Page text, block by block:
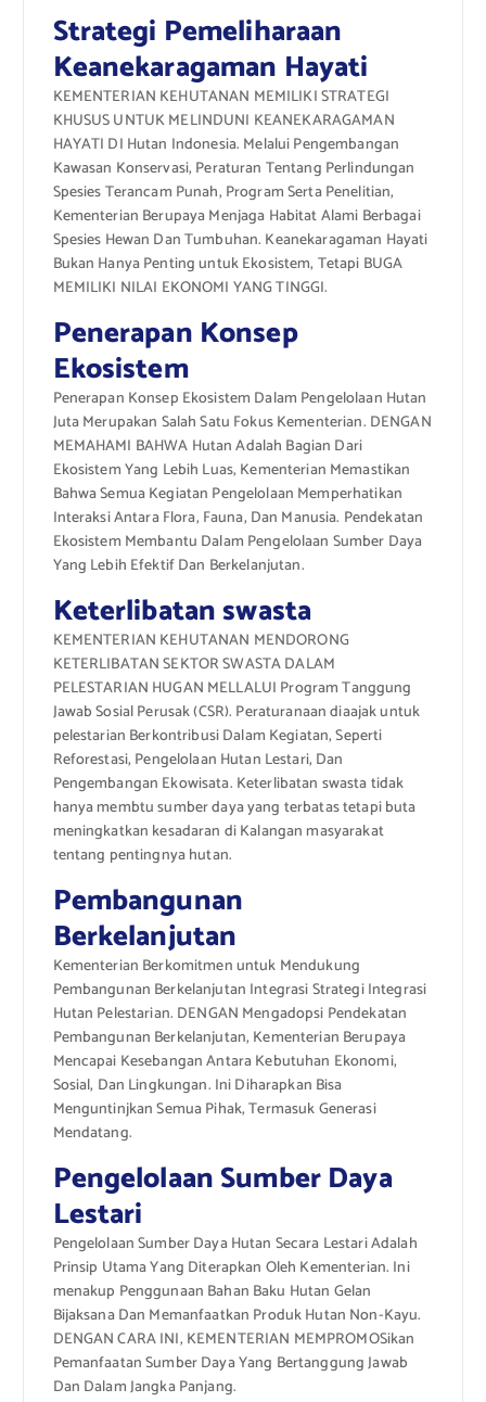
Strategi Pemeliharaan
Keanekaragaman Hayati
KEMENTERIAN KEHUTANAN MEMILIKI STRATEGI
KHUSUS UNTUK MELINDUNI KEANEKARAGAMAN
HAYATI DI Hutan Indonesia. Melalui Pengembangan
Kawasan Konservasi, Peraturan Tentang Perlindungan
Spesies Terancam Punah, Program Serta Penelitian,
Kementerian Berupaya Menjaga Habitat Alami Berbagai
Spesies Hewan Dan Tumbuhan. Keanekaragaman Hayati
Bukan Hanya Penting untuk Ekosistem, Tetapi BUGA
MEMILIKI NILAI EKONOMI YANG TINGGI.
Penerapan Konsep
Ekosistem
Penerapan Konsep Ekosistem Dalam Pengelolaan Hutan
Juta Merupakan Salah Satu Fokus Kementerian. DENGAN
MEMAHAMI BAHWA Hutan Adalah Bagian Dari
Ekosistem Yang Lebih Luas, Kementerian Memastikan
Bahwa Semua Kegiatan Pengelolaan Memperhatikan
Interaksi Antara Flora, Fauna, Dan Manusia. Pendekatan
Ekosistem Membantu Dalam Pengelolaan Sumber Daya
Yang Lebih Efektif Dan Berkelanjutan.
Keterlibatan swasta
KEMENTERIAN KEHUTANAN MENDORONG
KETERLIBATAN SEKTOR SWASTA DALAM
PELESTARIAN HUGAN MELLALUI Program Tanggung
Jawab Sosial Perusak (CSR). Peraturanaan diaajak untuk
pelestarian Berkontribusi Dalam Kegiatan, Seperti
Reforestasi, Pengelolaan Hutan Lestari, Dan
Pengembangan Ekowisata. Keterlibatan swasta tidak
hanya membtu sumber daya yang terbatas tetapi buta
meningkatkan kesadaran di Kalangan masyarakat
tentang pentingnya hutan.
Pembangunan
Berkelanjutan
Kementerian Berkomitmen untuk Mendukung
Pembangunan Berkelanjutan Integrasi Strategi Integrasi
Hutan Pelestarian. DENGAN Mengadopsi Pendekatan
Pembangunan Berkelanjutan, Kementerian Berupaya
Mencapai Kesebangan Antara Kebutuhan Ekonomi,
Sosial, Dan Lingkungan. Ini Diharapkan Bisa
Menguntinjkan Semua Pihak, Termasuk Generasi
Mendatang.
Pengelolaan Sumber Daya
Lestari
Pengelolaan Sumber Daya Hutan Secara Lestari Adalah
Prinsip Utama Yang Diterapkan Oleh Kementerian. Ini
menakup Penggunaan Bahan Baku Hutan Gelan
Bijaksana Dan Memanfaatkan Produk Hutan Non-Kayu.
DENGAN CARA INI, KEMENTERIAN MEMPROMOSikan
Pemanfaatan Sumber Daya Yang Bertanggung Jawab
Dan Dalam Jangka Panjang.